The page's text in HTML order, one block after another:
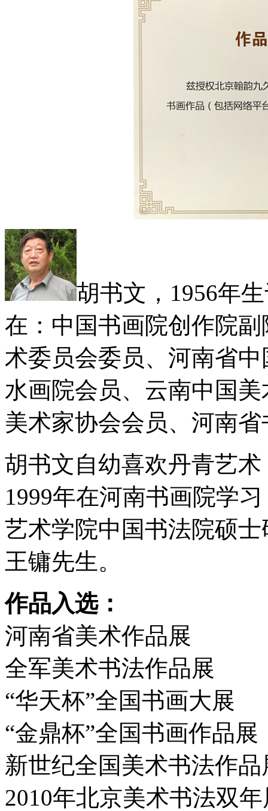
胡书文，1956年
在：中国书画院创作院
术委员会委员、河南省
水画院会员、云南中国
美术家协会会员、河南
胡书文自幼喜欢丹青艺
1999年在河南书画院学
艺术学院中国书法院硕
王镛先生。
作品入选：
河南省美术作品展
全军美术书法作品展
“华天杯”全国书画大展
“金鼎杯”全国书画作品展
新世纪全国美术书法作品
2010年北京美术书法双